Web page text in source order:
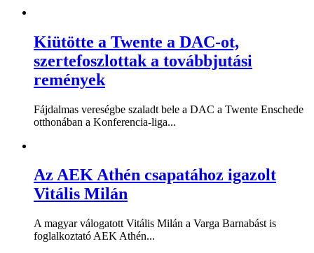
Kiütötte a Twente a DAC-ot,
szertefoszlottak a továbbjutási
remények
Fájdalmas vereségbe szaladt bele a DAC a Twente Enschede
otthonában a Konferencia-liga...
Az AEK Athén csapatához igazolt
Vitális Milán
A magyar válogatott Vitális Milán a Varga Barnabást is
foglalkoztató AEK Athén...